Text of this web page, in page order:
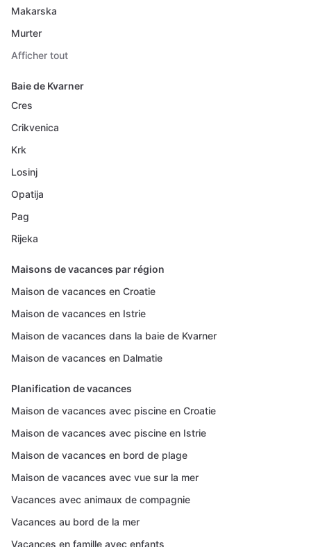
Makarska
Murter
Afficher tout
Baie de Kvarner
Cres
Crikvenica
Krk
Losinj
Opatija
Pag
Rijeka
Maisons de vacances par région
Maison de vacances en Croatie
Maison de vacances en Istrie
Maison de vacances dans la baie de Kvarner
Maison de vacances en Dalmatie
Planification de vacances
Maison de vacances avec piscine en Croatie
Maison de vacances avec piscine en Istrie
Maison de vacances en bord de plage
Maison de vacances avec vue sur la mer
Vacances avec animaux de compagnie
Vacances au bord de la mer
Vacances en famille avec enfants